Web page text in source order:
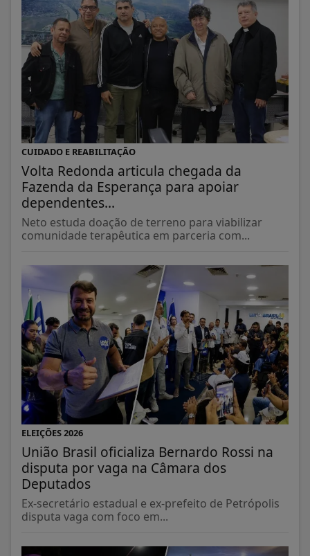
CUIDADO E REABILITAÇÃO
Volta Redonda articula chegada da
Fazenda da Esperança para apoiar
dependentes...
Neto estuda doação de terreno para viabilizar
comunidade terapêutica em parceria com...
ELEIÇÕES 2026
União Brasil oficializa Bernardo Rossi na
disputa por vaga na Câmara dos
Deputados
Ex-secretário estadual e ex-prefeito de Petrópolis
disputa vaga com foco em...